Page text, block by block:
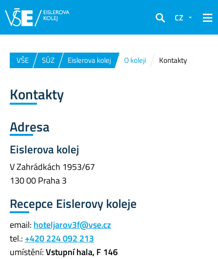
Hledat
CZ
VŠE SÚZ Eislerova kolej O koleji Kontakty
Kontakty
Adresa
Eislerova kolej
V Zahrádkách 1953/67
130 00 Praha 3
Recepce Eislerovy koleje
email: hoteljarov3f@vse.cz
tel.: +420 224 092 213
umístění:Vstupní hala, F 146